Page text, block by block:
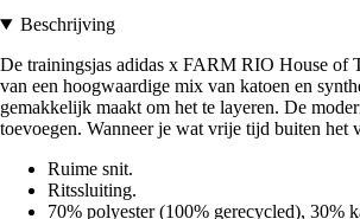
Beschrijving
De trainingsjas adidas x FARM RIO House of
van een hoogwaardige mix van katoen en
gemakkelijk maakt om het te layeren. De
toevoegen. Wanneer je wat vrije tijd buiten het
Ruime snit.
Ritssluiting.
70% polyester (100% gerecycled), 30%